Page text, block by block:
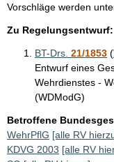
Vorschläge werden
Zu Regelungsentwurf:
BT-Drs. 21/1853 (
Entwurf eines
Wehrdienstes -
(WDModG)
Betroffene
WehrPflG [alle RV
KDVG 2003 [alle RV